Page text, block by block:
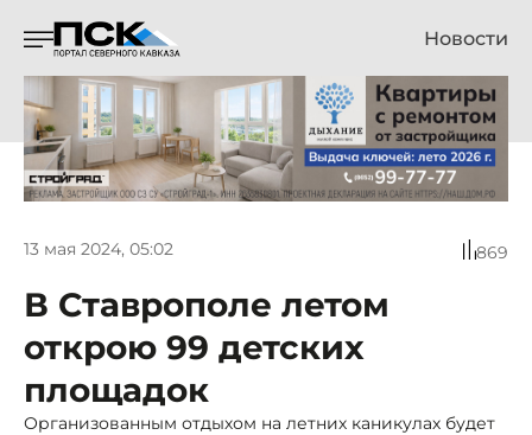
Новости
13 мая 2024, 05:02 869
В Ставрополе летом
открою 99 детских
площадок
Организованным отдыхом на летних каникулах будет